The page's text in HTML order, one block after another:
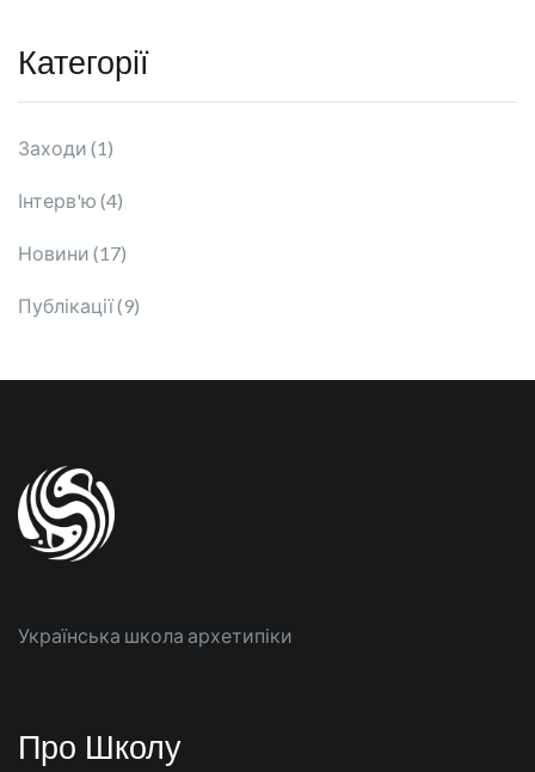
Категорії
Заходи (1)
Інтерв'ю (4)
Новини (17)
Публікації (9)
Українська школа архетипіки
Про Школу